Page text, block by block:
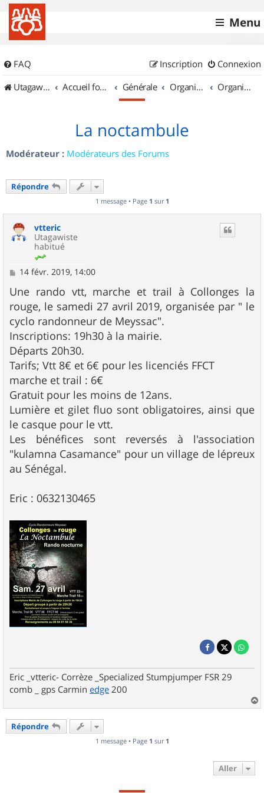
Menu
FAQ Connexion
Inscription
UtagawaVTT (Randos VTT et VTTAE avec traces GPS)
Accueil forum Générale Organisation de sorties & Recherche de partenaires Organisation de sorties en région Limousin
La noctambule
Modérateur : Modérateurs des Forums
Répondre
1 message • Page 1 sur 1
vtteric
Utagawiste
habitué
M
s
s
a
g
e
14 févr. 2019, 14:00
Une rando vtt, marche et trail à Collonges la
rouge, le samedi 27 avril 2019, organisée par " le
cyclo randonneur de Meyssac".
Inscriptions: 19h30 à la mairie.
Départs 20h30.
Tarifs; Vtt 8€ et 6€ pour les licenciés FFCT
marche et trail : 6€
Gratuit pour les moins de 12ans.
Lumière et gilet fluo sont obligatoires, ainsi que
le casque pour le vtt.
Les bénéfices sont reversés à l'association
"kulamna Casamance" pour un village de lépreux
au Sénégal.
Eric : 0632130465
Eric _vtteric- Corrèze _Specialized Stumpjumper FSR 29
comb _ gps Carmin edge 200
a
Répondre
1 message • Page 1 sur 1
Aller